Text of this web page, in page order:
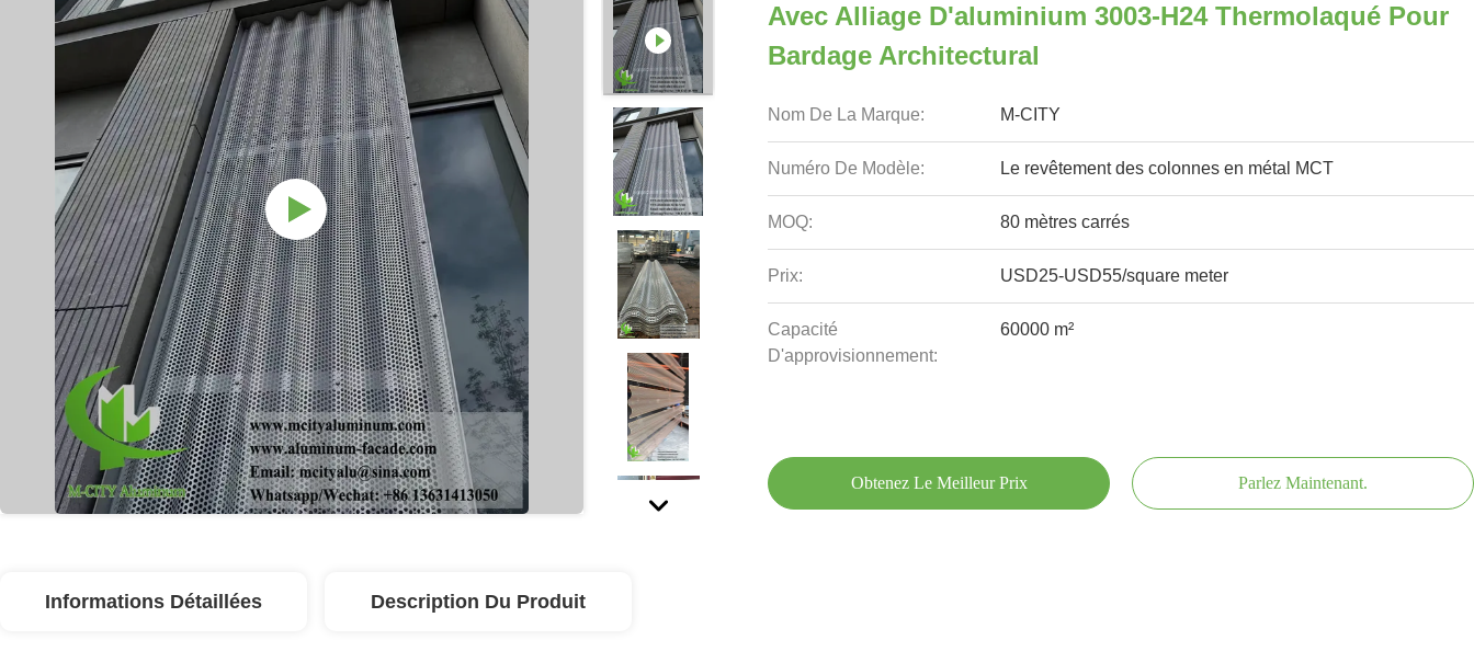
Avec Alliage D'aluminium 3003-H24 Thermolaqué Pour
Bardage Architectural
Nom De La Marque: M-CITY
Numéro De Modèle: Le revêtement des colonnes en métal MCT
MOQ: 80 mètres carrés
Prix: USD25-USD55/square meter
Capacité
D'approvisionnement:
60000 m²
Obtenez Le Meilleur Prix Parlez Maintenant.
Informations Détaillées Description Du Produit